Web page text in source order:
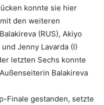
konnte sie hier
den weiteren
(RUS), Akiyo
Jenny Lavarda (I)
letzten Sechs konnte
Balakireva
Finale gestanden, setzte